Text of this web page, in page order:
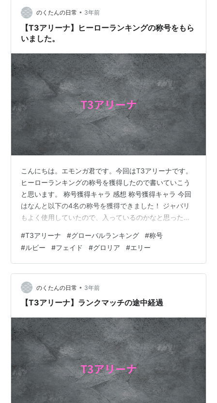
間、ノラだっけ…
のくたんの日常 • 3年前
【T3アリーナ】ヒーローランキングの称号をもら
いました。
こんにちは。エモンガ君です。今回はT3アリーナです。
ヒーローランキングの称号を獲得したので書いていこう
と思います。 称号獲得キャラ 感想 称号獲得キャラ 今回
はなんと以下の4名の称号を獲得できました！ ジャバリ
もよく使用していたので、入っているのかなと思ったの
ンキングに入っていたら上出来だと思います。ローカル
ではなくグローバルなので。これは素直に嬉しいですね
😄 感想 ランクマッチでビッグスター到達後の翌週の結果
だと思います。現在はひとまずビッグスターに到達した
ので、ログイン数も減り、ログインしたとしても、ラン
クにはたまに行くぐらいで、カジュア…
#T3アリーナ #グローバルランキング #称号
#ルビー #フェイド #グロリア #エリー
のくたんの日常 • 3年前
【T3アリーナ】ランクマッチの途中経過